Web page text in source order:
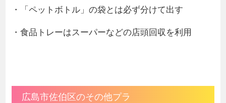
・「ペットボトル」の袋とは必ず分けて出す
・食品トレーはスーパーなどの店頭回収を利用
広島市佐伯区のその他プラ